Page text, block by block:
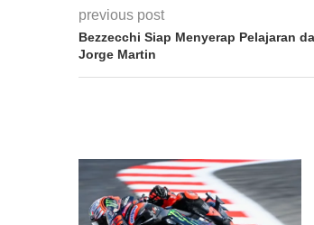
previous post
Bezzecchi Siap Menyerap Pelajaran
Jorge Martin